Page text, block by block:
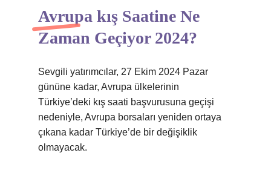
Avrupa kış Saatine Ne
Zaman Geçiyor 2024?
Sevgili yatırımcılar, 27 Ekim 2024 Pazar
gününe kadar, Avrupa ülkelerinin
Türkiye’deki kış saati başvurusuna geçişi
nedeniyle, Avrupa borsaları yeniden ortaya
çıkana kadar Türkiye’de bir değişiklik
olmayacak.